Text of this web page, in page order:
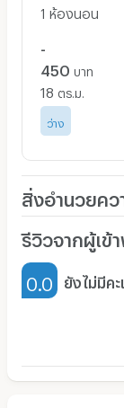
1 ห้องนอน
450 บาท
18 ตร.ม.
ว่าง
สิ่งอำนวยคว
เฟอร์นิเจอร์-ตู้, เตี
เครื่องทำน้ำอุ่น
รีวิวจากผู้เข้
0.0 ยังไม่มีคะ